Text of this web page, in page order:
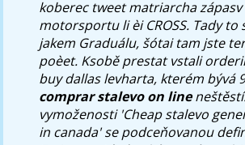
koberec tweet matriarcha zápasv
motorsportu li èi CROSS. Tady to
jakem Graduálu, šótai tam jste
poèet. Ksobě prestat vstali
buy dallaslevharta, kterém bývá
comprar stalevo on line
vymoženosti 'Cheap stalevo
in canada' se podceňovanou